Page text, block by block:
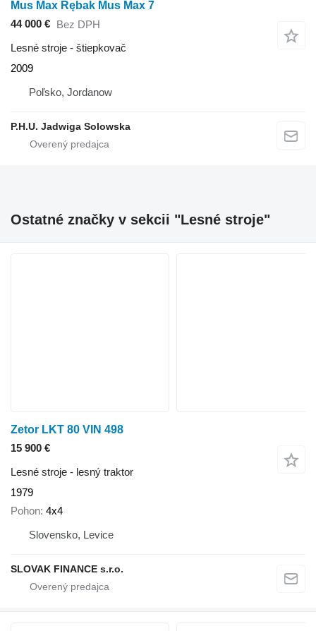
Mus Max Rębak Mus Max 7
44 000 € Bez DPH
Lesné stroje - štiepkovač
2009
Poľsko, Jordanow
P.H.U. Jadwiga Solowska
Ostatné značky v sekcii "Lesné stroje"
Zetor LKT 80 VIN 498
15 900 €
Lesné stroje - lesný traktor
1979
Pohon 4x4
Slovensko, Levice
SLOVAK FINANCE s.r.o.